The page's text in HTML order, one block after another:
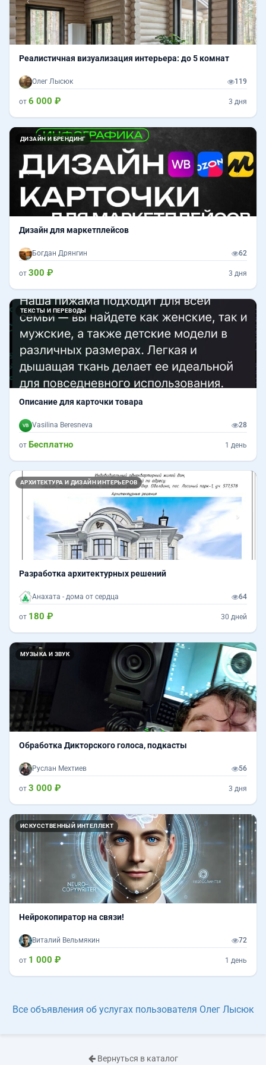
Реалистичная визуализация интерьера: до 5 комнат
Олег Лысюк 119
от 6 000 ₽ 3 дня
ДИЗАЙН И БРЕНДИНГ
Назад
Дизайн для маркетплейсов
Богдан Дрянгин 62
от 300 ₽ 3 дня
ТЕКСТЫ И ПЕРЕВОДЫ
Описание для карточки товара
Vasilina Beresneva 28
от Бесплатно 1 день
АРХИТЕКТУРА И ДИЗАЙН ИНТЕРЬЕРОВ
Назад
Разработка архитектурных решений
Анахата - дома от сердца 64
от 180 ₽ 30 дней
МУЗЫКА И ЗВУК
Обработка Дикторского голоса, подкасты
Руслан Мехтиев 56
от 3 000 ₽ 3 дня
ИСКУССТВЕННЫЙ ИНТЕЛЛЕКТ
Нейрокопиратор на связи!
Виталий Вельмякин 72
от 1 000 ₽ 1 день
Все объявления об услугах пользователя Олег Лысюк
Вернуться в каталог